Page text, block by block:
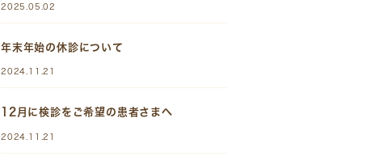
2025.05.02
年末年始の休診について
2024.11.21
12月に検診をご希望の患者さまへ
2024.11.21